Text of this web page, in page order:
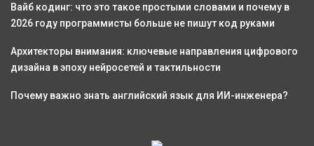
Вайб кодинг: что это такое простыми словами и почему в
2026 году программисты больше не пишут код руками
Архитекторы внимания: ключевые направления цифрового
дизайна в эпоху нейросетей и тактильности
Почему важно знать английский язык для ИИ-инженера?